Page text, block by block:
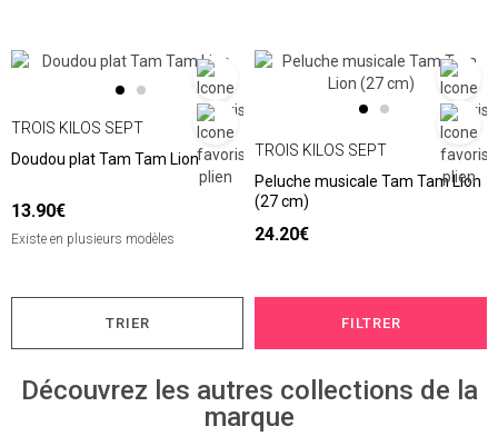
TROIS KILOS SEPT
Doudou plat Tam Tam Lion
13.90€
Existe en plusieurs modèles
TROIS KILOS SEPT
Peluche musicale Tam Tam Lion
(27 cm)
24.20€
TRIER FILTRER
Découvrez les autres collections de la
marque